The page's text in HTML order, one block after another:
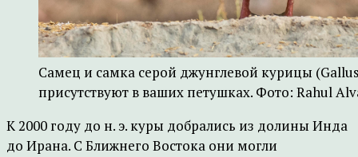
Самец и самка серой джунглевой курицы
присутствуют в ваших петушках. Фото: Rahul
К 2000 году до н. э. куры добрались из долины Инда
до Ирана. С Ближнего Востока они могли